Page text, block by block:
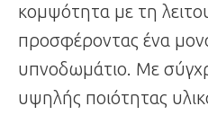
κομψότητα με τη
προσφέροντας ένα
υπνοδωμάτιο. Με
υψηλής ποιότητας